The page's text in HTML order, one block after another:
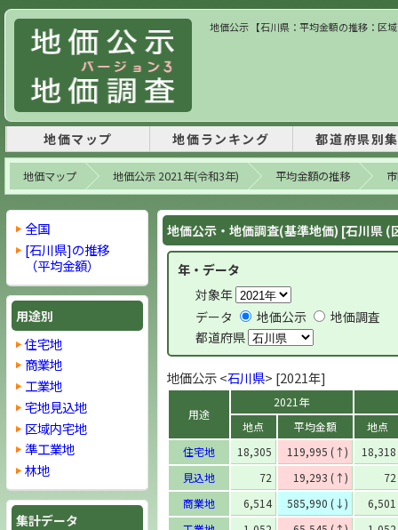
地価公示 【石川県：平均金額の推移：区
地価マップ 地価ランキング 都道府県別
地価マップ 地価公示 2021年(令和3年) 平均金額の推移
地価公示・地価調査(基準地価) [石川県 (
年・データ
対象年
データ
地価公示
地価調査
都道府県
地価公示 <石川県> [2021年]
用途
2021年
地点
平均金額
地点
住宅地
18,305 119,995 (↑)
18,318
見込地
72 19,293 (↑)
72
商業地
6,514 585,990 (↓)
6,501
全国
[石川県]の推移
（平均金額）
用途別
住宅地
商業地
工業地
宅地見込地
区域内宅地
準工業地
林地
集計データ